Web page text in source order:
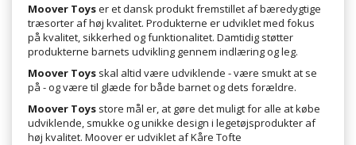
Moover Toyser et dansk produkt fremstillet af bæredygtige
træsorter af høj kvalitet. Produkterne er udviklet med fokus
på kvalitet, sikkerhed og funktionalitet. Damtidig støtter
produkterne barnets udvikling gennem indlæring og leg.
Moover Toys skal altid være udviklende - være smukt at se
på - og være til glæde for både barnet og dets forældre.
Moover Toys store mål er, at gøre det muligt for alle at købe
udviklende, smukke og unikke design i legetøjsprodukter af
høj kvalitet. Moover er udviklet af Kåre Tofte